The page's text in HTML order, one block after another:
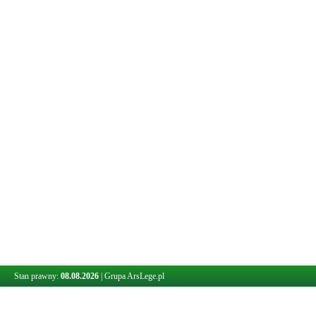
Stan prawny: 08.08.2026 Grupa ArsLege.pl